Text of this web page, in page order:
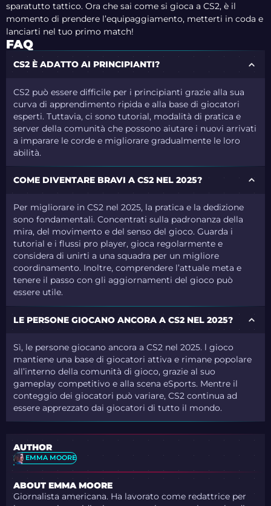
sparatutto tattico. Ora che sai come si gioca a CS2, è il
momento di prendere l’equipaggiamento, metterti in coda e
lanciarti nel tuo primo match!
FAQ
CS2 È ADATTO AI PRINCIPIANTI?
CS2 può essere difficile per i principianti grazie alla sua
curva di apprendimento ripida e alla base di giocatori
esperti. Tuttavia, ci sono tutorial, modalità di pratica e
server della comunità che possono aiutare i nuovi arrivati
a imparare le corde e migliorare gradualmente le loro
abilità.
COME DIVENTARE BRAVI A CS2 NEL 2025?
Per migliorare in CS2 nel 2025, la pratica e la dedizione
sono fondamentali. Concentrati sulla padronanza della
mira, del movimento e del senso del gioco. Guarda i
tutorial e i flussi pro player, gioca regolarmente e
considera di unirti a una squadra per un migliore
coordinamento. Inoltre, comprendere l’attuale meta e
tenere il passo con gli aggiornamenti del gioco può
essere utile.
LE PERSONE GIOCANO ANCORA A CS2 NEL 2025?
Sì, le persone giocano ancora a CS2 nel 2025. l gioco
mantiene una base di giocatori attiva e rimane popolare
all’interno della comunità di gioco, grazie al suo
gameplay competitivo e alla scena eSports. Mentre il
conteggio dei giocatori può variare, CS2 continua ad
essere apprezzato dai giocatori di tutto il mondo.
AUTHOR
EMMA MOORE
ABOUT EMMA MOORE
Giornalista americana. Ha lavorato come redattrice per